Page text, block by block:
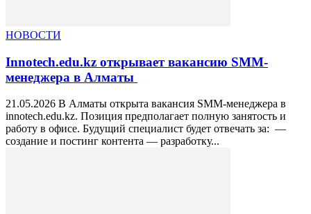
НОВОСТИ
Innotech.edu.kz открывает вакансию SMM-
менеджера в Алматы
21.05.2026 В Алматы открыта вакансия SMM-менеджера в
innotech.edu.kz. Позиция предполагает полную занятость и
работу в офисе. Будущий специалист будет отвечать за: —
создание и постинг контента — разработку...